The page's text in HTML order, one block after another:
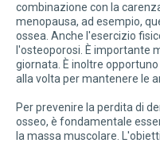
combinazione con la
menopausa, ad esempio,
ossea. Anche l'esercizio
l'osteoporosi. È importante
giornata. È inoltre
alla volta per mantenere le
Per prevenire la perdita di
osseo, è fondamentale
la massa muscolare.